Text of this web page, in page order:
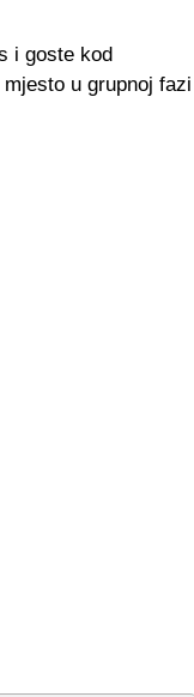
i goste kod
u grupnoj fazi